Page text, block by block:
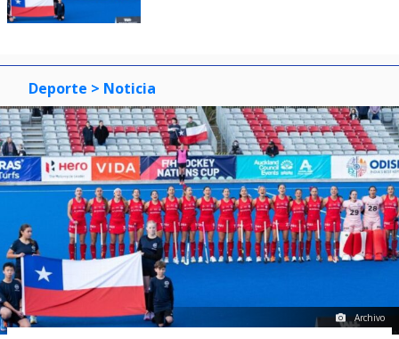
Deporte > Noticia
Archivo